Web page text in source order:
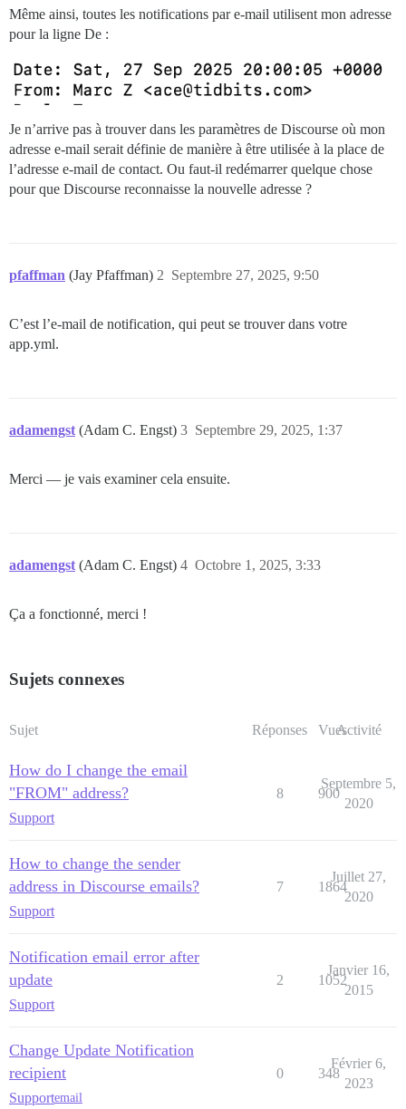
Même ainsi, toutes les notifications par e-mail utilisent mon adresse
pour la ligne De :
Je n’arrive pas à trouver dans les paramètres de Discourse où mon
adresse e-mail serait définie de manière à être utilisée à la place de
l’adresse e-mail de contact. Ou faut-il redémarrer quelque chose
pour que Discourse reconnaisse la nouvelle adresse ?
pfaffman (Jay Pfaffman) Septembre 27, 2025, 9:50
2
C’est l’e-mail de notification, qui peut se trouver dans votre
app.yml.
adamengst (Adam C. Engst) Septembre 29, 2025, 1:37
3
Merci — je vais examiner cela ensuite.
adamengst (Adam C. Engst) Octobre 1, 2025, 3:33
4
Ça a fonctionné, merci !
Sujets connexes
Sujet Réponses VuesActivité
How do I change the email
"FROM" address?
Support
8 900
Septembre 5,
2020
How to change the sender
address in Discourse emails?
Support
7 1864
Juillet 27,
2020
Notification email error after
update
Support
2 1052
Janvier 16,
2015
Change Update Notification
recipient
Supportemail
0 348
Février 6,
2023